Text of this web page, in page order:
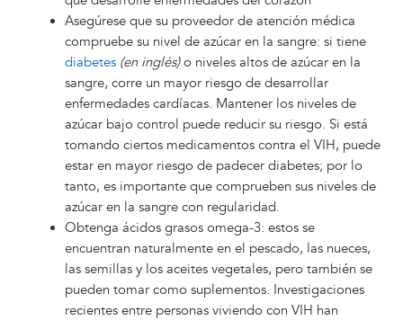
Asegúrese que su proveedor de atención médica
compruebe su nivel de azúcar en la sangre: si tiene
diabetes (en inglés)o niveles altos de azúcar en la
sangre, corre un mayor riesgo de desarrollar
enfermedades cardíacas. Mantener los niveles de
azúcar bajo control puede reducir su riesgo. Si está
tomando ciertos medicamentos contra el VIH, puede
estar en mayor riesgo de padecer diabetes; por lo
tanto, es importante que comprueben sus niveles de
azúcar en la sangre con regularidad.
Obtenga ácidos grasos omega-3: estos se
encuentran naturalmente en el pescado, las nueces,
las semillas y los aceites vegetales, pero también se
pueden tomar como suplementos. Investigaciones
recientes entre personas viviendo con VIH han